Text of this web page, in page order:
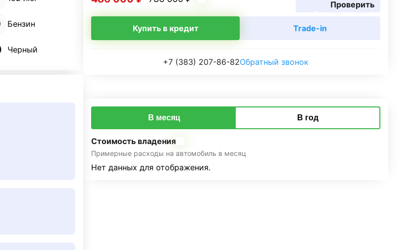
Бензин
Черный
Проверить
Купить в кредит Trade-in
+7 (383) 207-86-82Обратный звонок
В месяц В год
Стоимость владения
Примерные расходы на автомобиль в месяц
Нет данных для отображения.